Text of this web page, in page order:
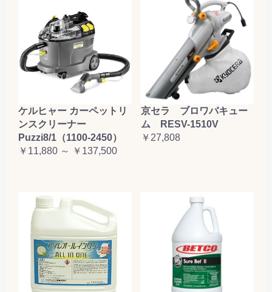
ケルヒャー カーペットリ
ンスクリーナー
Puzzi8/1（1100-2450）
￥11,880 ～ ￥137,500
京セラ ブロワバキュー
ム RESV-1510V
￥27,808